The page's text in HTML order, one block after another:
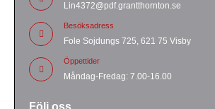
Lin4372@pdf.grantthornton.se
Besöksadress
Fole Sojdungs 725, 621 75 Visby
Öppettider
Måndag-Fredag: 7.00-16.00
Följ oss